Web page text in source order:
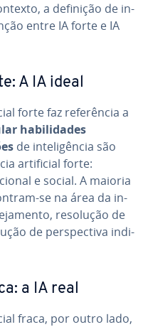
a definição de in­
entre IA forte e IA
A IA ideal
forte faz re­fe­rên­cia a
ha­bi­li­da­des
de in­te­li­gên­cia são
ar­ti­fi­cial forte:
e social. A maioria
se na área da in­
resolução de
de pers­pec­tiva in­di­
a IA real
fraca, por outro lado,